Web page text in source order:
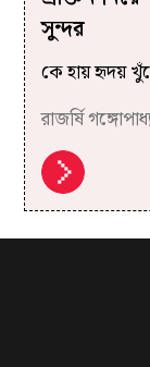
সুন্দর
কে হায় হৃদয়
রাজর্ষি